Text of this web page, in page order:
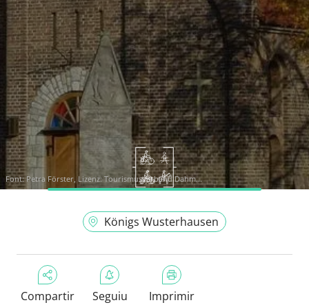
Font:Petra Förster, Lizenz: Tourismusverband Dahm...
Königs Wusterhausen
Compartir Seguiu Imprimir